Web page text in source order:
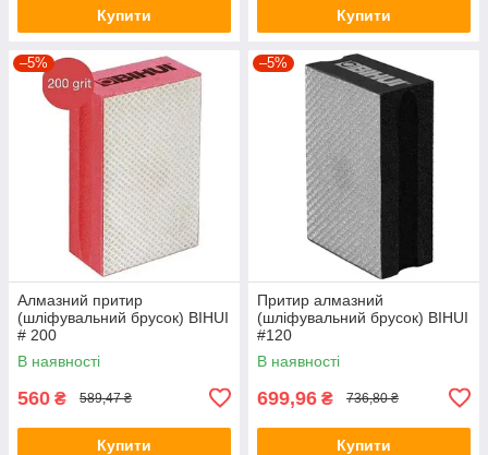
Купити Купити
–5%
Алмазний притир
(шліфувальний брусок) BIHUI
# 200
В наявності
560 ₴ 589,47 ₴
Купити
–5%
Притир алмазний
(шліфувальний брусок) BIHUI
#120
В наявності
699,96 ₴ 736,80 ₴
Купити